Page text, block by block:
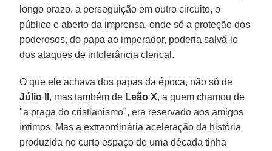
longo prazo, a perseguição em outro circuito, o
público e aberto da imprensa, onde só a proteção dos
poderosos, do papa ao imperador, poderia salvá-lo
dos ataques de intolerância clerical.
O que ele achava dos papas da época, não só de
Júlio II , mas também de Leão X, a quem chamou de
"a praga do cristianismo", era reservado aos amigos
íntimos. Mas a extraordinária aceleração da história
produzida no curto espaço de uma década tinha